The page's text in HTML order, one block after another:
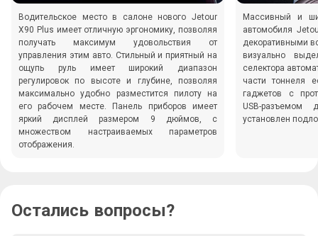
Водительское место в салоне нового Jetour
X90 Plus имеет отличную эргономику, позволяя
получать максимум удовольствия от
управления этим авто. Стильный и приятный на
ощупь руль имеет широкий диапазон
регулировок по высоте и глубине, позволяя
максимально удобно разместится пилоту на
его рабочем месте. Панель приборов имеет
яркий дисплей размером 9 дюймов, с
множеством настраиваемых параметров
отображения.
Массивный и
автомобиля
декоративными
визуально
селектора
части тоннеля
гаджетов с
USB-
установлен
Остались вопросы?